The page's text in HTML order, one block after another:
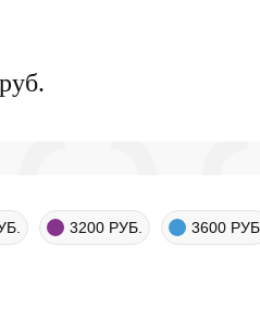
3200 РУБ. 3600 РУБ.